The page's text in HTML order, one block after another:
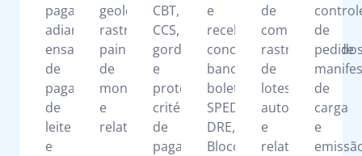
pagamento,
adiantamentos,
ensaio
de
pagamento
de
leite
e
geolocalização,
rastreabilidade,
painel
de
monitoramento
e
relatórios.
CBT,
CCS,
gordura
e
proteína,
critérios
de
pagamento
e
receber,
conciliação
bancária,
boletos,
SPED,
DRE,
Bloco
de
composição,
rastreabilidade
de
lotes,
autocontrole
e
relatórios
de
de
carga
e